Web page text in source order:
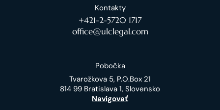
Kontakty
+421-2-5720 1717
office@ulclegal.com
Pobočka
Tvarožkova 5, P.O.Box 21
814 99 Bratislava 1, Slovensko
Navigovať